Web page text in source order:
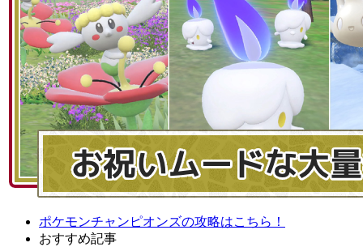
ポケモンチャンピオンズの攻略はこちら！
おすすめ記事